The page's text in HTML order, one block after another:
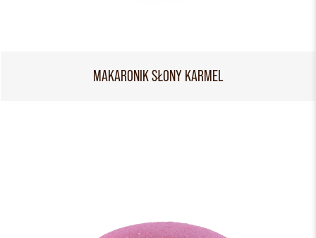
MAKARONIK SŁONY KARMEL